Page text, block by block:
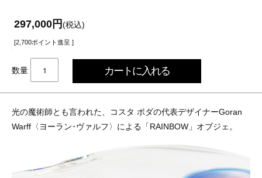
297,000円(税込)
[2,700ポイント進呈 ]
数量
光の魔術師とも言われた、コスタ ボダの代表デザイナーGoran
Warff〈ヨーラン･ヴァルフ〉による「RAINBOW」オブジェ。